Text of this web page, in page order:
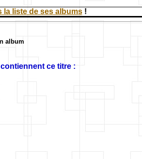
la liste de ses albums!
album
ce titre :